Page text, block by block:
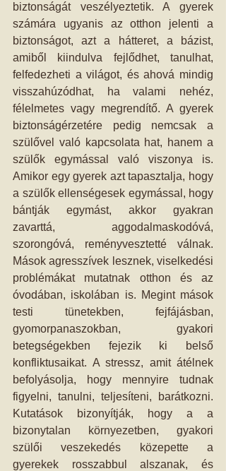
biztonságát veszélyeztetik. A gyerek
számára ugyanis az otthon jelenti a
biztonságot, azt a hátteret, a bázist,
amiből kiindulva fejlődhet, tanulhat,
felfedezheti a világot, és ahová mindig
visszahúzódhat, ha valami nehéz,
félelmetes vagy megrendítő. A gyerek
biztonságérzetére pedig nemcsak a
szülővel való kapcsolata hat, hanem a
szülők egymással való viszonya is.
Amikor egy gyerek azt tapasztalja, hogy
a szülők ellenségesek egymással, hogy
bántják egymást, akkor gyakran
zavarttá, aggodalmaskodóvá,
szorongóvá, reményvesztetté válnak.
Mások agresszívek lesznek, viselkedési
problémákat mutatnak otthon és az
óvodában, iskolában is. Megint mások
testi tünetekben, fejfájásban,
gyomorpanaszokban, gyakori
betegségekben fejezik ki belső
konfliktusaikat. A stressz, amit átélnek
befolyásolja, hogy mennyire tudnak
figyelni, tanulni, teljesíteni, barátkozni.
Kutatások bizonyítják, hogy a a
bizonytalan környezetben, gyakori
szülői veszekedés közepette a
gyerekek rosszabbul alszanak, és